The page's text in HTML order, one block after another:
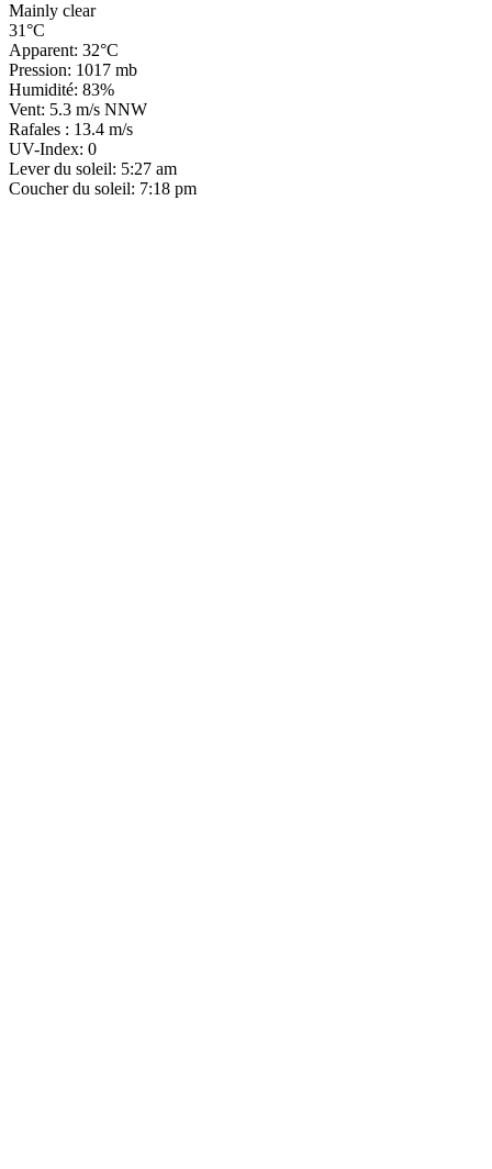
Mainly clear
31°C
Apparent: 32°C
Pression: 1017 mb
Humidité: 83%
Vent: 5.3 m/s NNW
Rafales : 13.4 m/s
UV-Index: 0
Lever du soleil: 5:27 am
Coucher du soleil: 7:18 pm